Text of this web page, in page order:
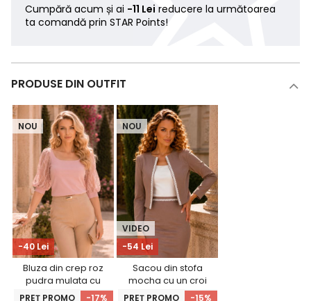
Cumpără acum și ai -11 Lei reducere la următoarea
ta comandă prin STAR Points!
PRODUSE DIN OUTFIT
-40 Lei
NOU
Bluza din crep roz
pudra mulata cu
maneci trei-sferturi
PREȚ PROMO -17%
-54 Lei
VIDEO
NOU
Sacou din stofa
mocha cu un croi
drept si insertii de
PREȚ PROMO -15%